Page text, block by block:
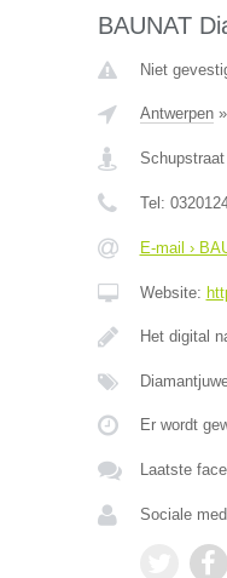
BAUNAT
Niet
Antwerpen»
Tel:
E-mail ›
Website:
Het digital
Er wordt
Laatste
Sociale